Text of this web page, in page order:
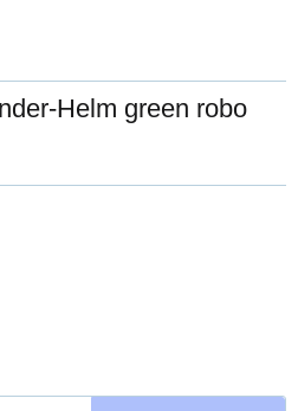
Helm green robo